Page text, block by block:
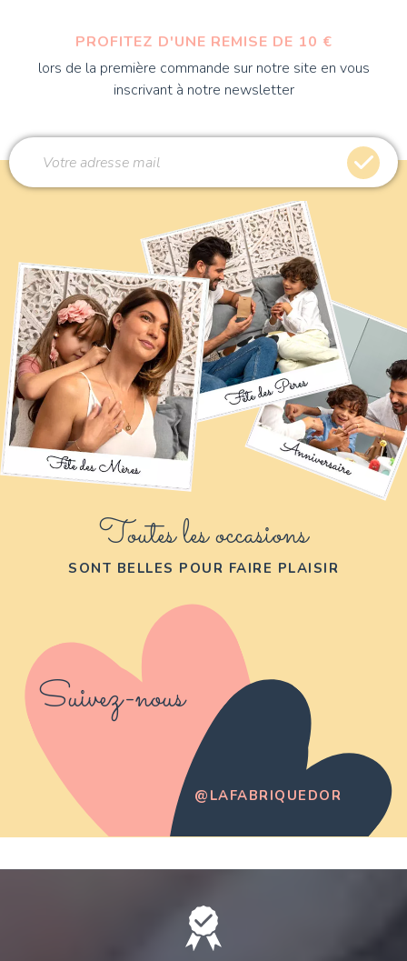
PROFITEZ D'UNE REMISE DE 10 €
lors de la première commande sur notre site en vous
inscrivant à notre newsletter
Toutes les occasions
SONT BELLES POUR FAIRE PLAISIR
Suivez-nous
@LAFABRIQUEDOR